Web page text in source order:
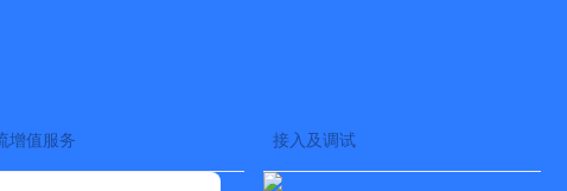
增值服务 接入及调试